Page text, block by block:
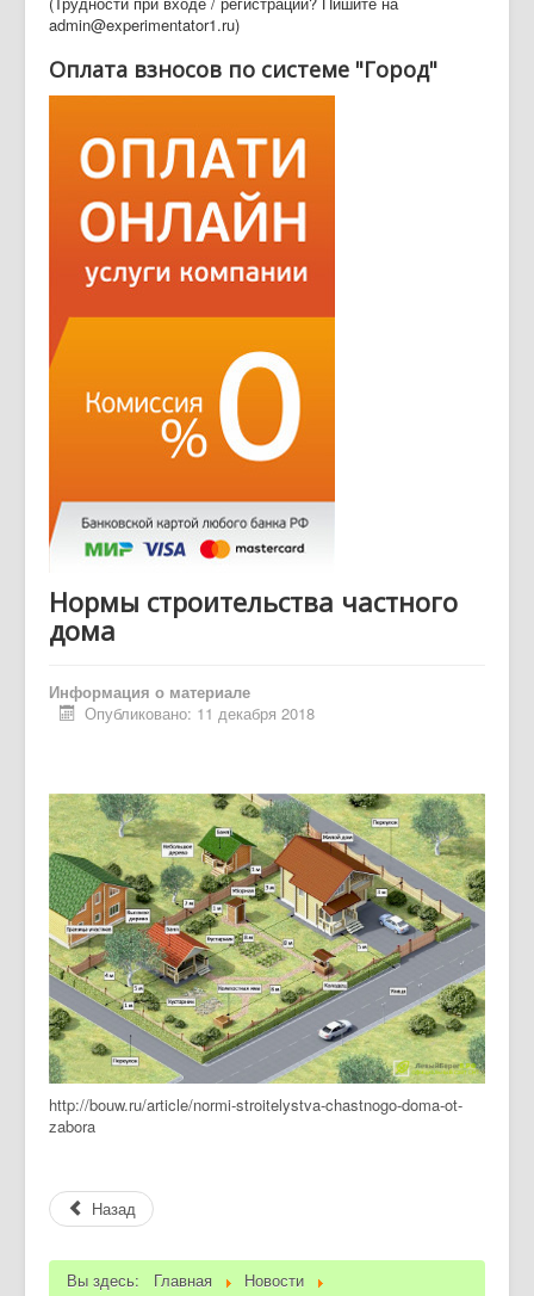
admin@experimentator1.ru)
Оплата взносов по системе "Город"
Нормы строительства частного
дома
Информация о материале
Опубликовано: 11 декабря 2018
http://bouw.ru/article/normi-stroitelystva-chastnogo-doma-ot-
zabora
Назад
Вы здесь: Главная
Новости